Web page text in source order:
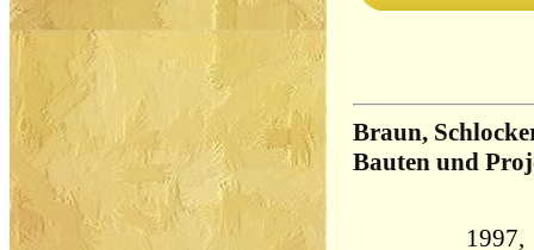
Braun,
Bauten und
1997,